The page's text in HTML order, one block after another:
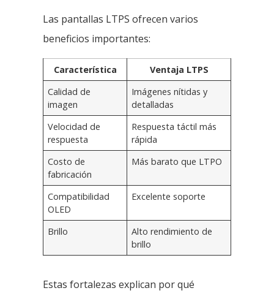
Las pantallas LTPS ofrecen varios
beneficios importantes:
Característica
Ventaja LTPS
Calidad de
imagen
Imágenes nítidas y
detalladas
Velocidad de
respuesta
Respuesta táctil más
rápida
Costo de
fabricación
Más barato que LTPO
Compatibilidad
OLED
Excelente soporte
Brillo
Alto rendimiento de
brillo
Estas fortalezas explican por qué